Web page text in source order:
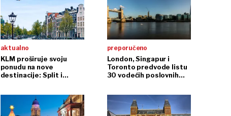
aktualno
KLM proširuje svoju
ponudu na nove
destinacije: Split i
preporučeno
London, Singapur i
Toronto predvode listu
30 vodećih poslovnih